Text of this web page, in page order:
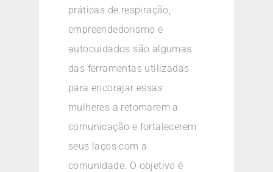
práticas de respiração,
empreendedorismo e
autocuidados são algumas
das ferramentas utilizadas
para encorajar essas
mulheres a retomarem a
comunicação e fortalecerem
seus laços com a
comunidade. O objetivo é